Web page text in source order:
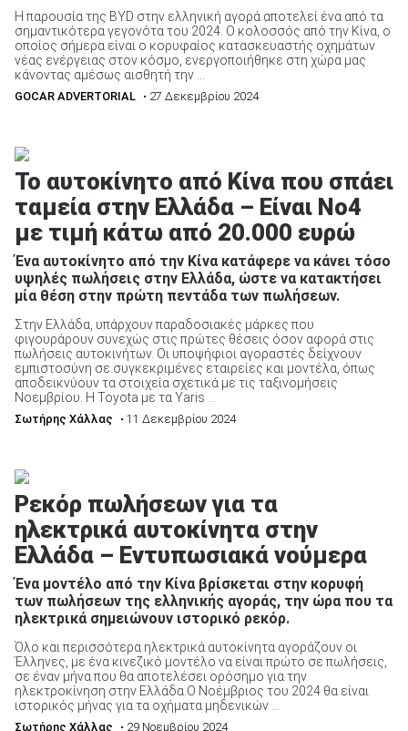
Η παρουσία της BYD στην ελληνική αγορά αποτελεί ένα από τα
σημαντικότερα γεγονότα του 2024. Ο κολοσσός από την Κίνα, ο
οποίος σήμερα είναι ο κορυφαίος κατασκευαστής οχημάτων
νέας ενέργειας στον κόσμο, ενεργοποιήθηκε στη χώρα μας
κάνοντας αμέσως αισθητή την ...
GOCAR ADVERTORIAL • 27 Δεκεμβρίου 2024
Το αυτοκίνητο από Κίνα που σπάει
ταμεία στην Ελλάδα – Είναι Νο4
με τιμή κάτω από 20.000 ευρώ
Ένα αυτοκίνητο από την Κίνα κατάφερε να κάνει τόσο
υψηλές πωλήσεις στην Ελλάδα, ώστε να κατακτήσει
μία θέση στην πρώτη πεντάδα των πωλήσεων.
Στην Ελλάδα, υπάρχουν παραδοσιακές μάρκες που
φιγουράρουν συνεχώς στις πρώτες θέσεις όσον αφορά στις
πωλήσεις αυτοκινήτων. Οι υποψήφιοι αγοραστές δείχνουν
εμπιστοσύνη σε συγκεκριμένες εταιρείες και μοντέλα, όπως
αποδεικνύουν τα στοιχεία σχετικά με τις ταξινομήσεις
Νοεμβρίου. Η Toyota με τα Yaris ...
Σωτήρης Χάλλας • 11 Δεκεμβρίου 2024
Ρεκόρ πωλήσεων για τα
ηλεκτρικά αυτοκίνητα στην
Ελλάδα – Εντυπωσιακά νούμερα
Ένα μοντέλο από την Κίνα βρίσκεται στην κορυφή
των πωλήσεων της ελληνικής αγοράς, την ώρα που τα
ηλεκτρικά σημειώνουν ιστορικό ρεκόρ.
Όλο και περισσότερα ηλεκτρικά αυτοκίνητα αγοράζουν οι
Έλληνες, με ένα κινεζικό μοντέλο να είναι πρώτο σε πωλήσεις,
σε έναν μήνα που θα αποτελέσει ορόσημο για την
ηλεκτροκίνηση στην Ελλάδα.Ο Νοέμβριος του 2024 θα είναι
ιστορικός μήνας για τα οχήματα μηδενικών ...
Σωτήρης Χάλλας • 29 Νοεμβρίου 2024